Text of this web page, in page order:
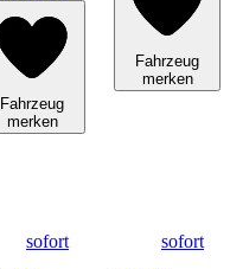
Fahrzeug
merken
Fahrzeug
merken
sofort
sofort